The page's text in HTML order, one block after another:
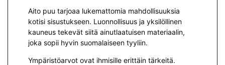
Aito puu tarjoaa lukemattomia mahdollisuuksia
kotisi sisustukseen. Luonnollisuus ja yksilöllinen
kauneus tekevät siitä ainutlaatuisen materiaalin,
joka sopii hyvin suomalaiseen tyyliin.
Ympäristöarvot ovat ihmisille erittäin tärkeitä.